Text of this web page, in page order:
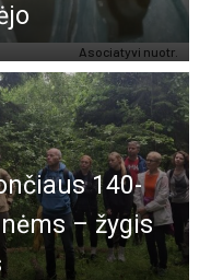
Asociatyvi nuotr.
140-
– žy­gis